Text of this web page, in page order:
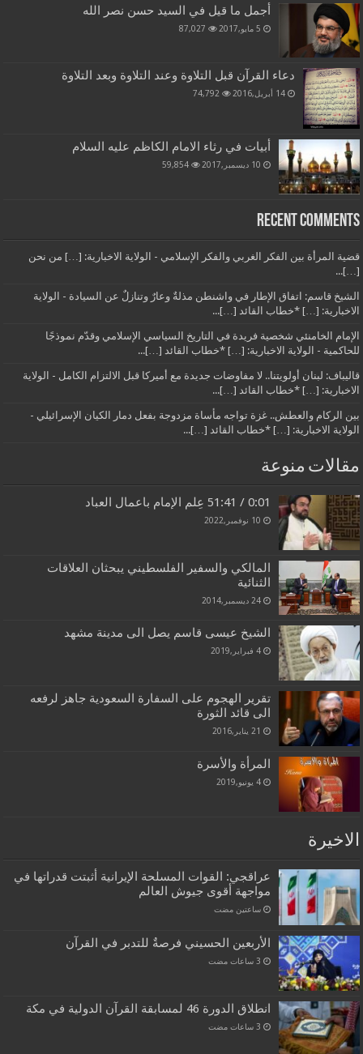
أجمل ما قيل في السيد حسن نصر الله
5 مايو,2017 87,027
دعاء القرآن قبل التلاوة وعند التلاوة وبعد التلاوة
14 أبريل,2016 74,792
أبيات في رثاء الامام الكاظم عليه السلام
10 ديسمبر,2017 59,854
Recent Comments
قضية المرأة بين الفكر الغربي والفكر الإسلامي - الولاية الاخبارية: […] من نحن
[…]...
الشيخ قاسم: اتفاق الإطار في واشنطن مذلةٌ وعارٌ وتنازلٌ عن السيادة - الولاية
الاخبارية: […] *خطاب القائد […]...
الإمام الخامنئي شخصية فريدة في التاريخ السياسي الإسلامي وقدّم نموذجًا
للحاكمية - الولاية الاخبارية: […] *خطاب القائد […]...
قاليباف: لبنان أولويتنا.. لا مفاوضات جديدة مع أميركا قبل الالتزام الكامل - الولاية
الاخبارية: […] *خطاب القائد […]...
بين الركام والعطش.. غزة تواجه مأساة مزدوجة بفعل دمار الكيان الإسرائيلي -
الولاية الاخبارية: […] *خطاب القائد […]...
مقالات منوعة
0:01 / 51:41 عِلم الإمام باعمال العباد
10 نوفمبر,2022
المالكي والسفير الفلسطيني يبحثان العلاقات
الثنائية
24 ديسمبر,2014
الشيخ عيسى قاسم يصل الى مدينة مشهد
4 فبراير,2019
تقرير الهجوم على السفارة السعودية جاهز لرفعه
الى قائد الثورة
21 يناير,2016
المرأة والأسرة
4 يونيو,2019
الاخيرة
عراقجي: القوات المسلحة الإيرانية أثبتت قدراتها في
مواجهة أقوى جيوش العالم
‏ساعتين مضت
الأربعين الحسيني فرصةٌ للتدبر في القرآن
انطلاق الدورة 46 لمسابقة القرآن الدولية في مكة